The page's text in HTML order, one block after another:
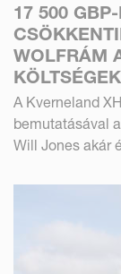
17 500
WOLFRÁM
A Kverneland
bemutatásával
Will Jones akár